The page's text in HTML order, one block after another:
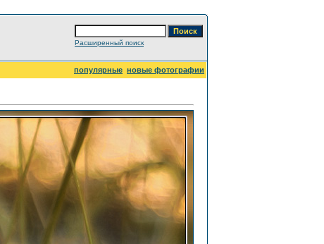
Расширенный поиск
популярные новые фотографии